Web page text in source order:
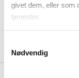
givet dem, eller som
tjenester.
Nødvendig
Beskrivelse